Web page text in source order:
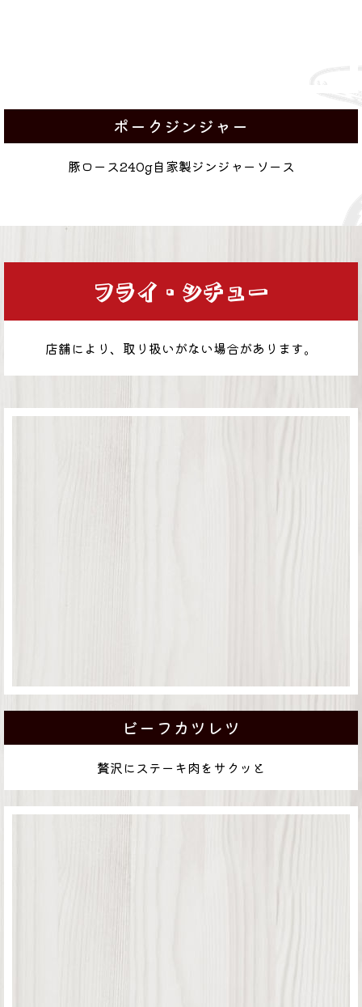
ポークジンジャー
豚ロース240g自家製ジンジャーソース
フライ・シチュー
店舗により、取り扱いがない場合があります。
ビーフカツレツ
贅沢にステーキ肉をサクッと